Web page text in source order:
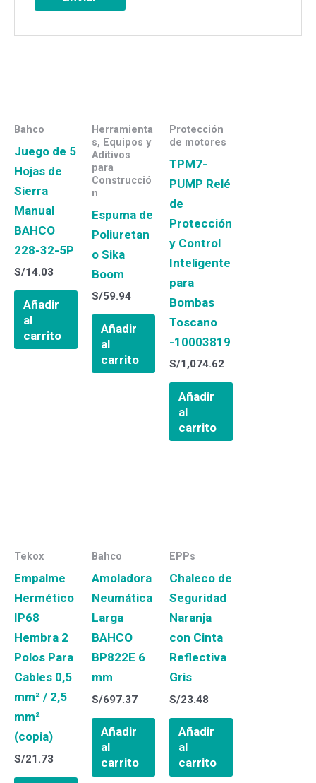
Bahco
Juego de 5
Hojas de
Sierra
Manual
BAHCO
228-32-5P
S/14.03
Añadir
al
carrito
Herramienta
s, Equipos y
Aditivos
para
Construcció
n
Espuma de
Poliuretan
o Sika
Boom
S/59.94
Añadir
al
carrito
Protección
de motores
TPM7-
PUMP Relé
de
Protección
y Control
Inteligente
para
Bombas
Toscano
-10003819
S/1,074.62
Añadir
al
carrito
Tekox
Empalme
Hermético
IP68
Hembra 2
Polos Para
Cables 0,5
mm² / 2,5
mm²
(copia)
S/21.73
Bahco
Amoladora
Neumática
Larga
BAHCO
BP822E 6
mm
S/697.37
Añadir
al
carrito
EPPs
Chaleco de
Seguridad
Naranja
con Cinta
Reflectiva
Gris
S/23.48
Añadir
al
carrito